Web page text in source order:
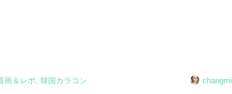
画＆レポ,韓国カラコン changmi